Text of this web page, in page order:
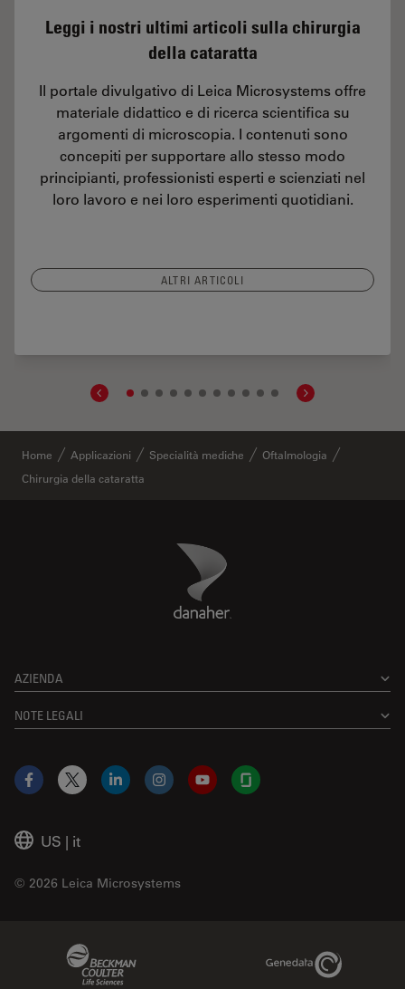
Leggi i nostri ultimi articoli sulla chirurgia
della cataratta
Il portale divulgativo di Leica Microsystems offre
materiale didattico e di ricerca scientifica su
argomenti di microscopia. I contenuti sono
concepiti per supportare allo stesso modo
principianti, professionisti esperti e scienziati nel
loro lavoro e nei loro esperimenti quotidiani.
ALTRI ARTICOLI
Home Applicazioni Specialità mediche
Oftalmologia
Chirurgia della cataratta
Danaher Logo
AZIENDA
NOTE LEGALI
US | it
© 2026 Leica Microsystems
Facebook
X LinkedInInstagramYouTubeGlassdoor
Genedata Link